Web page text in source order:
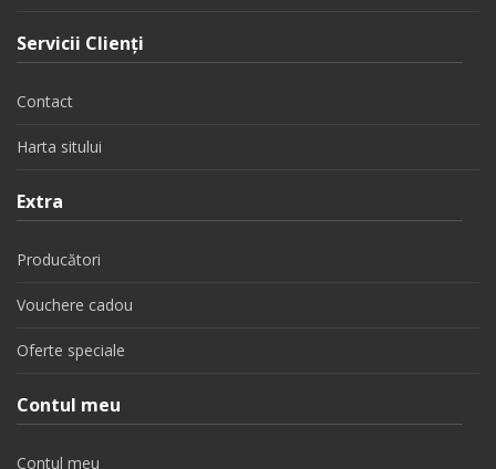
Servicii Clienţi
Contact
Harta sitului
Extra
Producători
Vouchere cadou
Oferte speciale
Contul meu
Contul meu